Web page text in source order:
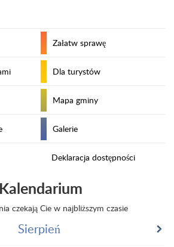
Załatw sprawę
Dla turystów
Mapa gminy
Galerie
Deklaracja dostępności
Kalendarium
czekają Cie w najbliższym czasie
Sierpień